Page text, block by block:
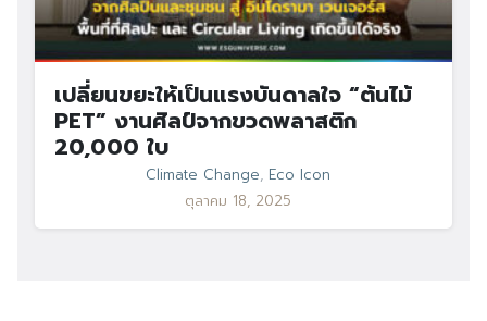
เปลี่ยนขยะให้เป็นแรงบันดาลใจ “ต้นไม้
PET” งานศิลป์จากขวดพลาสติก
20,000 ใบ
Climate Change, Eco Icon
ตุลาคม 18, 2025